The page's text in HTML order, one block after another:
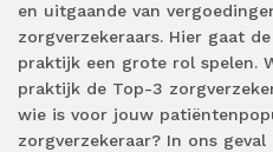
en uitgaande van
zorgverzekeraars. Hier gaat
praktijk een grote rol spelen.
praktijk de Top-3
wie is voor jouw
zorgverzekeraar? In ons